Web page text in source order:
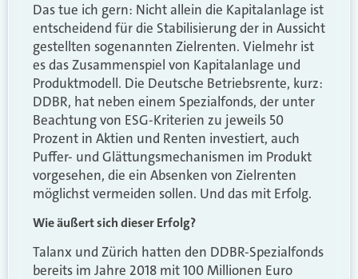
Das tue ich gern: Nicht allein die Kapitalanlage ist
entscheidend für die Stabilisierung der in Aussicht
gestellten sogenannten Zielrenten. Vielmehr ist
es das Zusammenspiel von Kapitalanlage und
Produktmodell. Die Deutsche Betriebsrente, kurz:
DDBR, hat neben einem Spezialfonds, der unter
Beachtung von ESG-Kriterien zu jeweils 50
Prozent in Aktien und Renten investiert, auch
Puffer- und Glättungsmechanismen im Produkt
vorgesehen, die ein Absenken von Zielrenten
möglichst vermeiden sollen. Und das mit Erfolg.
Wie äußert sich dieser Erfolg?
Talanx und Zürich hatten den DDBR-Spezialfonds
bereits im Jahre 2018 mit 100 Millionen Euro